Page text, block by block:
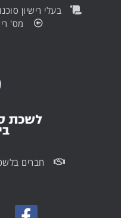
בעלי רישיון
מס' רישיון:
חברים